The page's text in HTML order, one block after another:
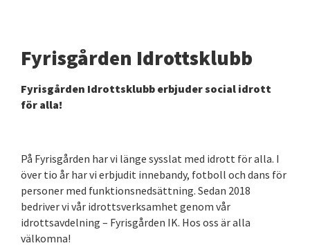
Fyrisgården Idrottsklubb
Fyrisgården Idrottsklubb erbjuder social idrott
för alla!
På Fyrisgården har vi länge sysslat med idrott för alla. I
över tio år har vi erbjudit innebandy, fotboll och dans för
personer med funktionsnedsättning. Sedan 2018
bedriver vi vår idrottsverksamhet genom vår
idrottsavdelning – Fyrisgården IK. Hos oss är alla
välkomna!